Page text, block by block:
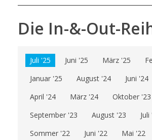
Die In-&-Out-
Juli '25 Juni '25 März '25
Januar '25
August '24 Juni '24
April '24
März '24
Oktober '23
September '23
August '23
Sommer '22
Juni '22 Mai '22